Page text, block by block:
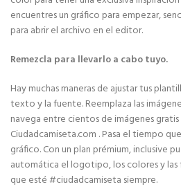
encuentres un gráfico para empezar,
para abrir el archivo en el editor.
Remezcla para llevarlo a cabo tuyo.
Hay muchas maneras de ajustar tus
texto y la fuente. Reemplaza las
navega entre cientos de imágenes
Ciudadcamiseta.com . Pasa el tiempo
gráfico. Con un plan prémium, inclusive
automática el logotipo, los colores y las
que esté #ciudadcamiseta siempre.